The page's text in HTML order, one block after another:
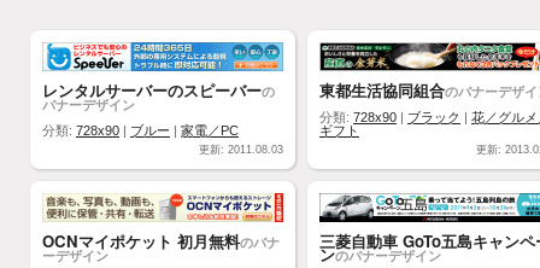
レンタルサーバーのスピーバーの
バナーデザイン
分類: 728x90 ブルー 家電／PC
更新: 2011.08.03
東都生活協同組合のバナーデザ
分類: 728x90 ブラック
花／グルメ
ギフト
更新:
OCNマイポケット 初月無料のバナ
ーデザイン
三菱自動車 GoTo五島キャンペ
ンのバナーデザイン